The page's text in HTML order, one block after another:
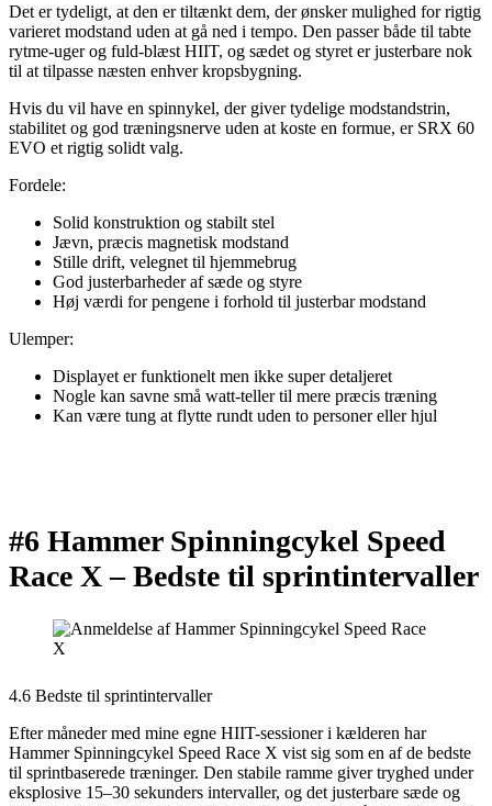
Det er tydeligt, at den er tiltænkt dem, der ønsker mulighed for rigtig
varieret modstand uden at gå ned i tempo. Den passer både til tabte
rytme-uger og fuld-blæst HIIT, og sædet og styret er justerbare nok
til at tilpasse næsten enhver kropsbygning.
Hvis du vil have en spinnykel, der giver tydelige modstandstrin,
stabilitet og god træningsnerve uden at koste en formue, er SRX 60
EVO et rigtig solidt valg.
Fordele:
Solid konstruktion og stabilt stel
Jævn, præcis magnetisk modstand
Stille drift, velegnet til hjemmebrug
God justerbarheder af sæde og styre
Høj værdi for pengene i forhold til justerbar modstand
Ulemper:
Displayet er funktionelt men ikke super detaljeret
Nogle kan savne små watt-teller til mere præcis træning
Kan være tung at flytte rundt uden to personer eller hjul
#6 Hammer Spinningcykel Speed
Race X –Bedste til sprintintervaller
4.6 Bedste til sprintintervaller
Efter måneder med mine egne HIIT-sessioner i kælderen har
Hammer Spinningcykel Speed Race X vist sig som en af de bedste
til sprintbaserede træninger. Den stabile ramme giver tryghed under
eksplosive 15–30 sekunders intervaller, og det justerbare sæde og